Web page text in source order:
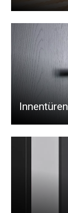
Innentüren